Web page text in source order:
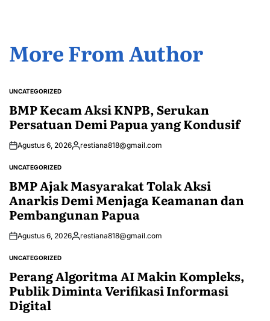
More From Author
POSTED
UNCATEGORIZED
BMP Kecam Aksi KNPB, Serukan
Persatuan Demi Papua yang Kondusif
Agustus 6, 2026Posted
restiana818@gmail.com
POSTED
UNCATEGORIZED
BMP Ajak Masyarakat Tolak Aksi
Anarkis Demi Menjaga Keamanan dan
Pembangunan Papua
Agustus 6, 2026Posted
restiana818@gmail.com
POSTED
UNCATEGORIZED
Perang Algoritma AI Makin Kompleks,
Publik Diminta Verifikasi Informasi
Digital